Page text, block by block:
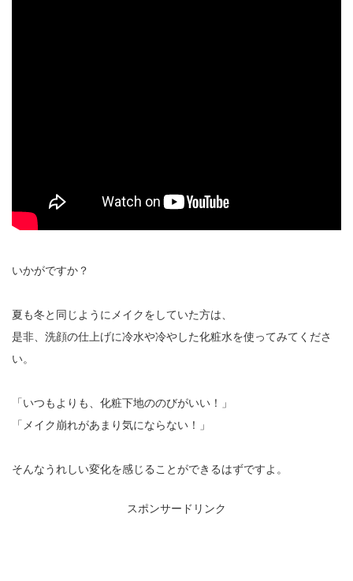
いかがですか？
夏も冬と同じようにメイクをしていた方は、
是非、洗顔の仕上げに冷水や冷やした化粧水を使ってみてくださ
い。
「いつもよりも、化粧下地ののびがいい！」
「メイク崩れがあまり気にならない！」
そんなうれしい変化を感じることができるはずですよ。
スポンサードリンク